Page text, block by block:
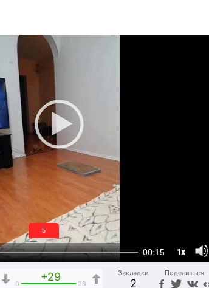
00:15 1x
4
+29
0 29
Закладки
2
Поделиться